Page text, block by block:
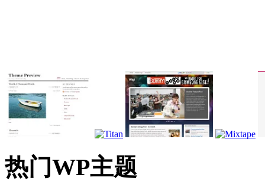
热门WP主题